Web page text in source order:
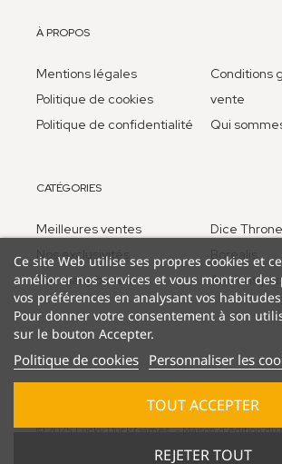
À PROPOS
Mentions légales
Politique de cookies
Politique de confidentialité
Conditions
vente
Qui
CATÉGORIES
Meilleures ventes
Nos exclusivités
Too many bones
Dice Throne
Borealis
Anciens
© 2025 Lucky Duck Games - Maison d'édition du
Ce site Web utilise ses propres cookies et
améliorer nos services et vous montrer
vos préférences en analysant vos
Pour donner votre consentement à son
sur le bouton Accepter.
Politique de cookies Personnaliser les
REJETER TOUT
TOUT ACCEPTER